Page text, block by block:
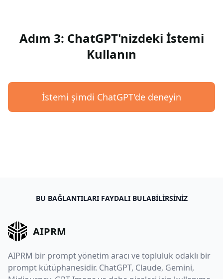
Adım 3: ChatGPT'nizdeki İstemi
Kullanın
İstemi şimdi ChatGPT'de deneyin
BU BAĞLANTILARI FAYDALI BULABILIRSINIZ
AIPRM
AIPRM bir prompt yönetim aracı ve topluluk odaklı bir
prompt kütüphanesidir. ChatGPT, Claude, Gemini,